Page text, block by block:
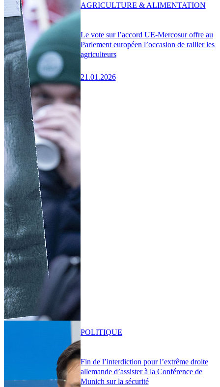
Le vote sur l’accord UE-Mercosur offre au
Parlement européen l’occasion de rallier les
agriculteurs
21.01.2026
AGRICULTURE & ALIMENTATION
Fin de l’interdiction pour l’extrême droite
allemande d’assister à la Conférence de
Munich sur la sécurité
POLITIQUE